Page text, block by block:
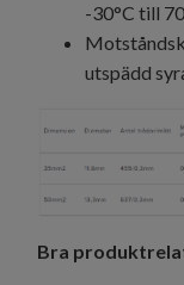
-30°C till
utspädd
Bra